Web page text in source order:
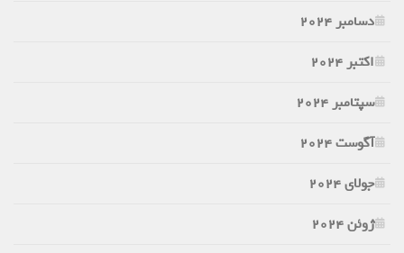
دسامبر 2024
اکتبر 2024
سپتامبر 2024
آگوست 2024
جولای 2024
ژوئن 2024